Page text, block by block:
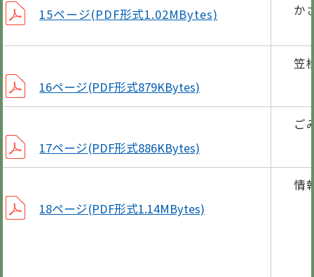
15ページ(PDF形式1.02MBytes)
か
16ページ(PDF形式879KBytes)
笠
17ページ(PDF形式886KBytes)
ご
18ページ(PDF形式1.14MBytes)
情